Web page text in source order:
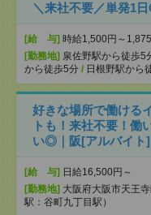
＼来社不要／単発1
[給 与] 時給1,500円～
[勤務地] 泉佐野駅から徒歩5
から徒歩5分 / 日根野駅から
好きな場所で働ける
トも！来社不要！働
い◎｜阪[アルバイト]
[給 与] 日給16,500円～
[勤務地] 大阪府大阪市天王
駅：谷町九丁目駅）